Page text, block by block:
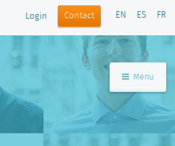
Login Contact EN ES FR
Menu